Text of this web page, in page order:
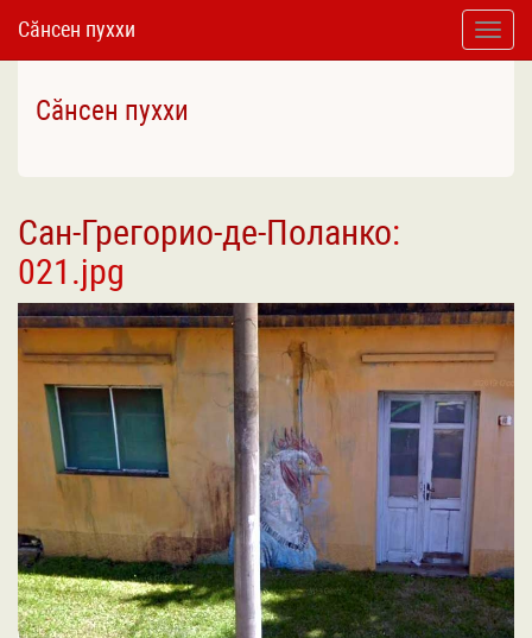
Toggle
Сӑнсен пуххи
Сӑнсен пуххи
Cан-Грегорио-де-Поланко:
021.jpg